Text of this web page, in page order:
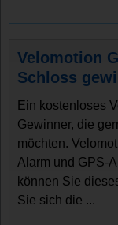
Velomotion
Schloss
Ein kostenloses
Gewinner, die
möchten.
Alarm und GPS-
können Sie
Sie sich die ...